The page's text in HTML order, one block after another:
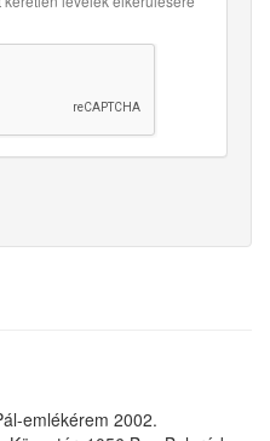
emlékérem 2002.